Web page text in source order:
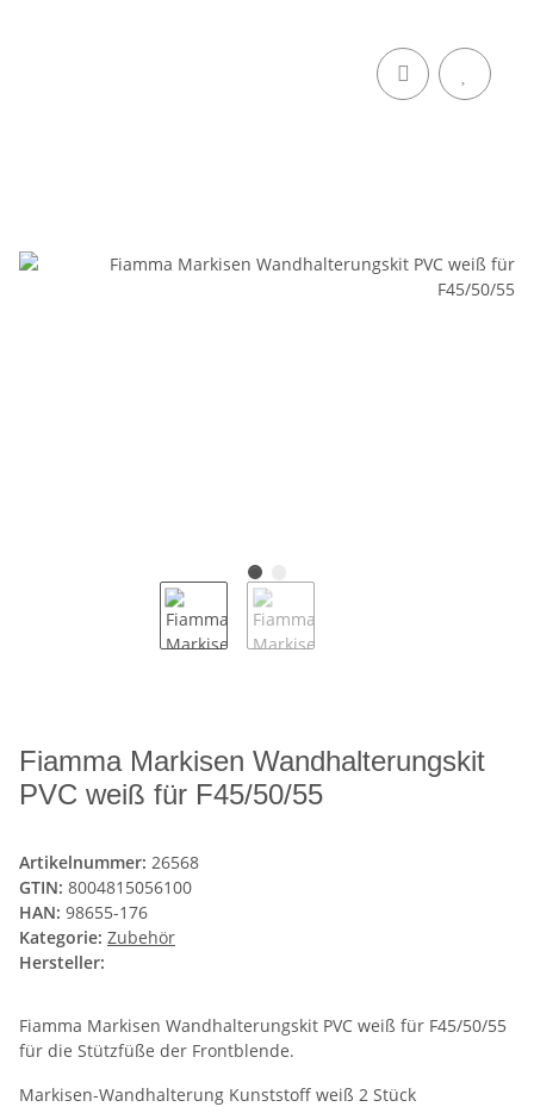
Fiamma Markisen Wandhalterungskit
PVC weiß für F45/50/55
Artikelnummer: 26568
GTIN: 8004815056100
HAN: 98655-176
Kategorie: Zubehör
Hersteller:
Fiamma Markisen Wandhalterungskit PVC weiß für F45/50/55
für die Stützfüße der Frontblende.
Markisen-Wandhalterung Kunststoff weiß 2 Stück